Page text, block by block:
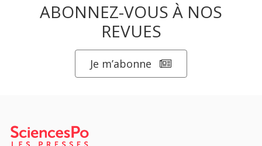
ABONNEZ-VOUS À NOS
REVUES
Je m’abonne